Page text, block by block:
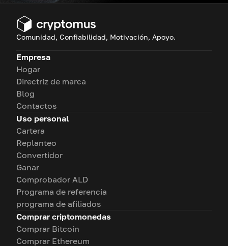
Comunidad, Confiabilidad, Motivación, Apoyo.
Empresa
Hogar
Directriz de marca
Blog
Contactos
Uso personal
Cartera
Replanteo
Convertidor
Ganar
Comprobador ALD
Programa de referencia
programa de afiliados
Comprar criptomonedas
Comprar Bitcoin
Comprar Ethereum